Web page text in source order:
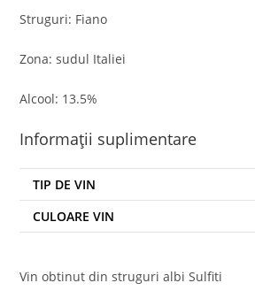
Struguri: Fiano
Zona: sudul Italiei
Alcool: 13.5%
Informații suplimentare
TIP DE VIN
CULOARE VIN
Vin obtinut din struguri albi Sulfiti